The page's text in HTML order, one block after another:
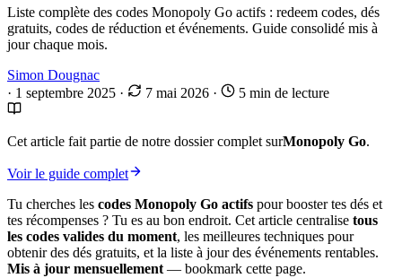
Liste complète des codes Monopoly Go actifs : redeem codes, dés
gratuits, codes de réduction et événements. Guide consolidé mis à
jour chaque mois.
Simon Dougnac
· 1 septembre 2025 · 7 mai 2026 · 5 min de lecture
Cet article fait partie de notre dossier complet surMonopoly Go.
Voir le guide complet
Tu cherches les codes Monopoly Go actifs pour booster tes dés et
tes récompenses ? Tu es au bon endroit. Cet article centralise tous
les codes valides du moment, les meilleures techniques pour
obtenir des dés gratuits, et la liste à jour des événements rentables.
Mis à jour mensuellement — bookmark cette page.